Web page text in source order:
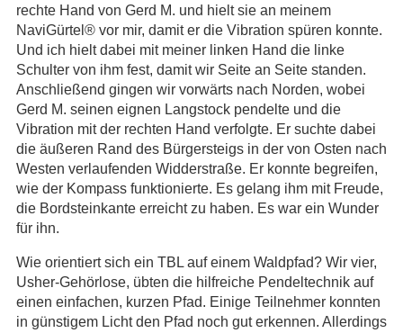
rechte Hand von Gerd M. und hielt sie an meinem
NaviGürtel® vor mir, damit er die Vibration spüren konnte.
Und ich hielt dabei mit meiner linken Hand die linke
Schulter von ihm fest, damit wir Seite an Seite standen.
Anschließend gingen wir vorwärts nach Norden, wobei
Gerd M. seinen eignen Langstock pendelte und die
Vibration mit der rechten Hand verfolgte. Er suchte dabei
die äußeren Rand des Bürgersteigs in der von Osten nach
Westen verlaufenden Widderstraße. Er konnte begreifen,
wie der Kompass funktionierte. Es gelang ihm mit Freude,
die Bordsteinkante erreicht zu haben. Es war ein Wunder
für ihn.
Wie orientiert sich ein TBL auf einem Waldpfad? Wir vier,
Usher-Gehörlose, übten die hilfreiche Pendeltechnik auf
einen einfachen, kurzen Pfad. Einige Teilnehmer konnten
in günstigem Licht den Pfad noch gut erkennen. Allerdings